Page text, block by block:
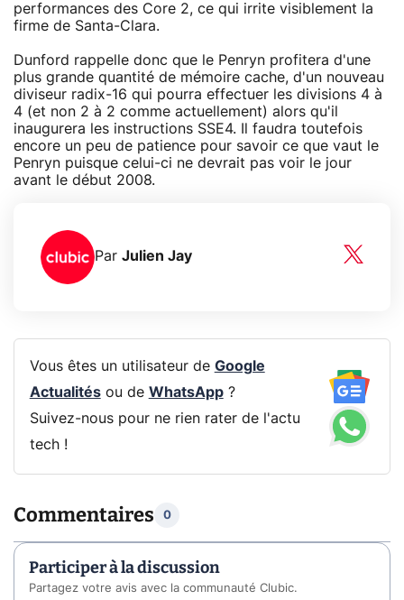
performances des Core 2, ce qui irrite visiblement la
firme de Santa-Clara.
Dunford rappelle donc que le Penryn profitera d'une
plus grande quantité de mémoire cache, d'un nouveau
diviseur radix-16 qui pourra effectuer les divisions 4 à
4 (et non 2 à 2 comme actuellement) alors qu'il
inaugurera les instructions SSE4. Il faudra toutefois
encore un peu de patience pour savoir ce que vaut le
Penryn puisque celui-ci ne devrait pas voir le jour
avant le début 2008.
Par Julien Jay
Vous êtes un utilisateur de Google
Actualitésou de WhatsApp?
Suivez-nous pour ne rien rater de l'actu
tech !
Commentaires 0
Participer à la discussion
Partagez votre avis avec la communauté Clubic.